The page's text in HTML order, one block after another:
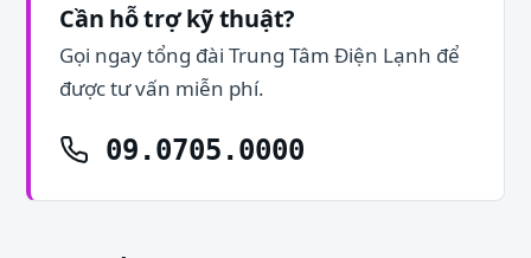
Cần hỗ trợ kỹ thuật?
Gọi ngay tổng đài Trung Tâm Điện Lạnh để
được tư vấn miễn phí.
09.0705.0000